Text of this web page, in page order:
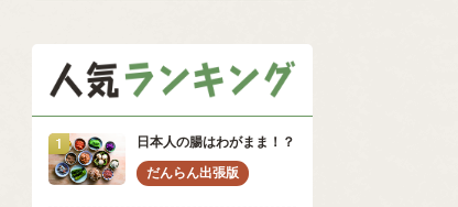
日本人の腸はわがまま！？